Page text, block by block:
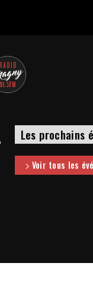
Les prochains
Voir tous les